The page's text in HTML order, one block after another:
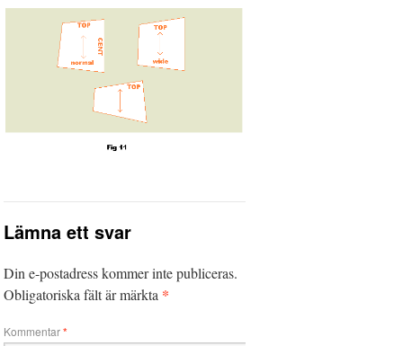
Lämna ett svar
Din e-postadress kommer inte publiceras.
Obligatoriska fält är märkta *
Kommentar*